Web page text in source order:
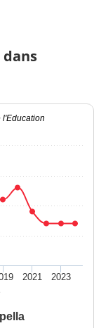
l'Education
2021 2023